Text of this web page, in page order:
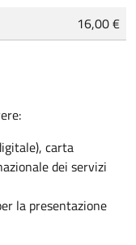
16,00 €
carta
dei servizi
la presentazione